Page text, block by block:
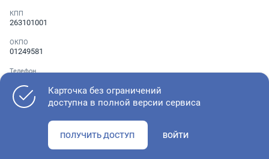
КПП
263101001
ОКПО
01249581
Телефон
Как оценить состояние компании
Карточка без ограничений
доступна в полной версии сервиса
ПОЛУЧИТЬ ДОСТУП ВОЙТИ